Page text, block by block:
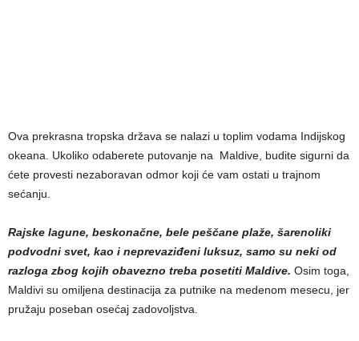
Ova prekrasna tropska država se nalazi u toplim vodama Indijskog
okeana. Ukoliko odaberete putovanje na Maldive, budite sigurni da
ćete provesti nezaboravan odmor koji će vam ostati u trajnom
sećanju.
Rajske lagune, beskonačne, bele peščane plaže, šarenoliki
podvodni svet, kao i neprevaziđeni luksuz, samo su neki od
razloga zbog kojih obavezno treba posetiti Maldive. Osim toga,
Maldivi su omiljena destinacija za putnike na medenom mesecu, jer
pružaju poseban osećaj zadovoljstva.